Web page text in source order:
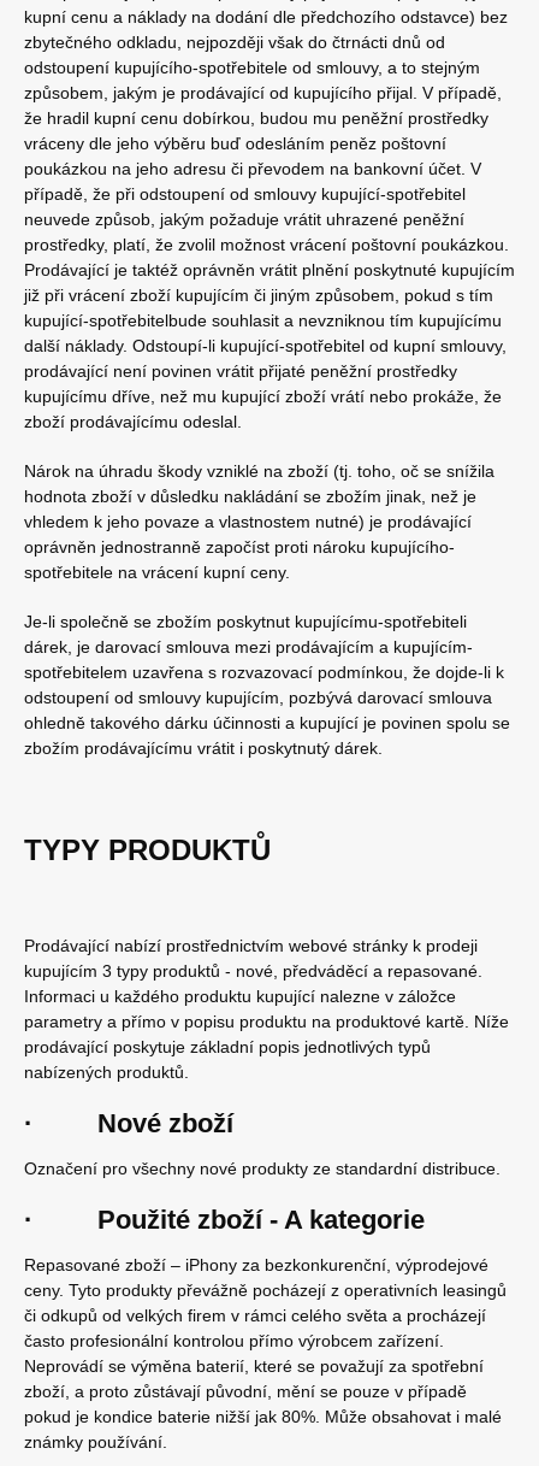
kupní cenu a náklady na dodání dle předchozího odstavce) bez
zbytečného odkladu, nejpozději však do čtrnácti dnů od
odstoupení kupujícího-spotřebitele od smlouvy, a to stejným
způsobem, jakým je prodávající od kupujícího přijal. V případě,
že hradil kupní cenu dobírkou, budou mu peněžní prostředky
vráceny dle jeho výběru buď odesláním peněz poštovní
poukázkou na jeho adresu či převodem na bankovní účet. V
případě, že při odstoupení od smlouvy kupující-spotřebitel
neuvede způsob, jakým požaduje vrátit uhrazené peněžní
prostředky, platí, že zvolil možnost vrácení poštovní poukázkou.
Prodávající je taktéž oprávněn vrátit plnění poskytnuté kupujícím
již při vrácení zboží kupujícím či jiným způsobem, pokud s tím
kupující-spotřebitelbude souhlasit a nevzniknou tím kupujícímu
další náklady. Odstoupí-li kupující-spotřebitel od kupní smlouvy,
prodávající není povinen vrátit přijaté peněžní prostředky
kupujícímu dříve, než mu kupující zboží vrátí nebo prokáže, že
zboží prodávajícímu odeslal.
Nárok na úhradu škody vzniklé na zboží (tj. toho, oč se snížila
hodnota zboží v důsledku nakládání se zbožím jinak, než je
vhledem k jeho povaze a vlastnostem nutné) je prodávající
oprávněn jednostranně započíst proti nároku kupujícího-
spotřebitele na vrácení kupní ceny.
Je-li společně se zbožím poskytnut kupujícímu-spotřebiteli
dárek, je darovací smlouva mezi prodávajícím a kupujícím-
spotřebitelem uzavřena s rozvazovací podmínkou, že dojde-li k
odstoupení od smlouvy kupujícím, pozbývá darovací smlouva
ohledně takového dárku účinnosti a kupující je povinen spolu se
zbožím prodávajícímu vrátit i poskytnutý dárek.
TYPY PRODUKTŮ
Prodávající nabízí prostřednictvím webové stránky k prodeji
kupujícím 3 typy produktů - nové, předváděcí a repasované.
Informaci u každého produktu kupující nalezne v záložce
parametry a přímo v popisu produktu na produktové kartě. Níže
prodávající poskytuje základní popis jednotlivých typů
nabízených produktů.
· Nové zboží
Označení pro všechny nové produkty ze standardní distribuce.
· Použité zboží - A kategorie
Repasované zboží – iPhony za bezkonkurenční, výprodejové
ceny. Tyto produkty převážně pocházejí z operativních leasingů
či odkupů od velkých firem v rámci celého světa a procházejí
často profesionální kontrolou přímo výrobcem zařízení.
Neprovádí se výměna baterií, které se považují za spotřební
zboží, a proto zůstávají původní, mění se pouze v případě
pokud je kondice baterie nižší jak 80%. Může obsahovat i malé
známky používání.